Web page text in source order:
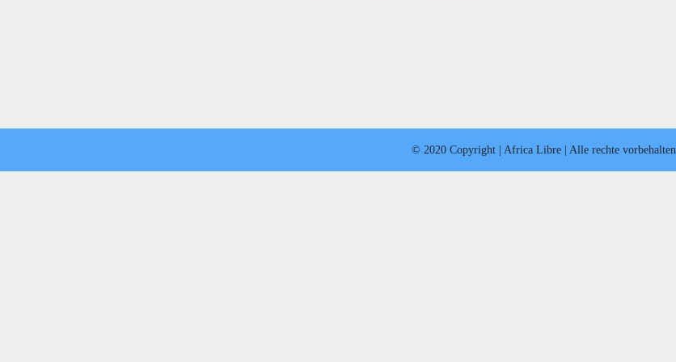
© 2020 Copyright | Africa Libre | Alle rechte vorbehalten